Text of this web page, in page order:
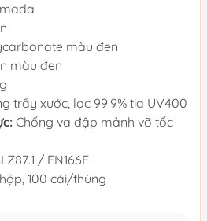
màu đen
màu đen
trầy xước, lọc 99.9% tia UV400
Chống va đập mảnh vỡ tốc
Z87.1 / EN166F
100 cái/thùng